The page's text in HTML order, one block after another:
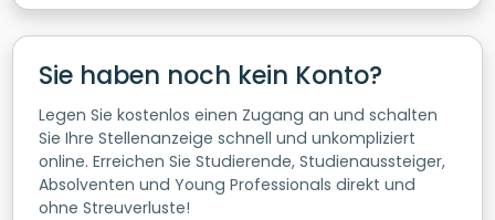
Sie haben noch kein Konto?
Legen Sie kostenlos einen Zugang an und schalten
Sie Ihre Stellenanzeige schnell und unkompliziert
online. Erreichen Sie Studierende, Studienaussteiger,
Absolventen und Young Professionals direkt und
ohne Streuverluste!